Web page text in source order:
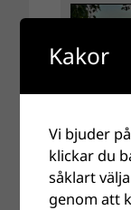
Kakor
Vi bjuder
klickar du
såklart
genom att